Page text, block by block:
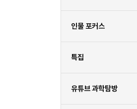
인물 포커스
특집
유튜브 과학탐방